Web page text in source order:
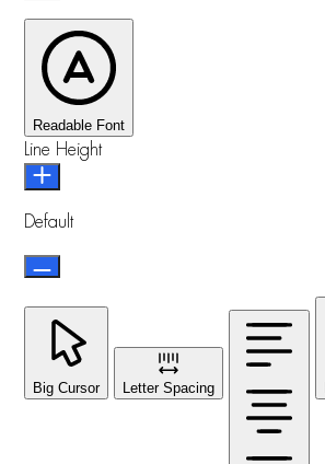
Readable Font
Line Height
Default
Big Cursor Letter Spacing